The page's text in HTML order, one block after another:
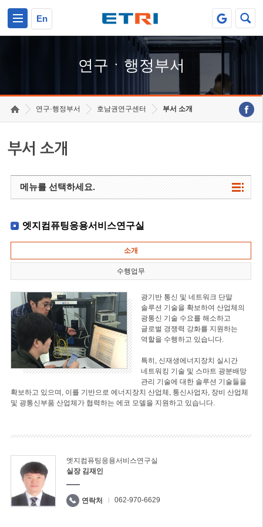
En
연구ㆍ행정부서
연구·행정부서 호남권연구센터 부서 소개
부서 소개
메뉴를 선택하세요.
엣지컴퓨팅응용서비스연구실
소개
수행업무
광기반 통신 및 네트워크 단말
솔루션 기술을 확보하여 산업체의
광통신 기술 수요를 해소하고
글로벌 경쟁력 강화를 지원하는
역할을 수행하고 있습니다.
특히, 신재생에너지장치 실시간
네트워킹 기술 및 스마트 광분배망
관리 기술에 대한 솔루션 기술들을
확보하고 있으며, 이를 기반으로 에너지장치 산업체, 통신사업자, 장비 산업체
및 광통신부품 산업체가 협력하는 에코 모델을 지원하고 있습니다.
엣지컴퓨팅응용서비스연구실
실장 김재인
연락처 062-970-6629